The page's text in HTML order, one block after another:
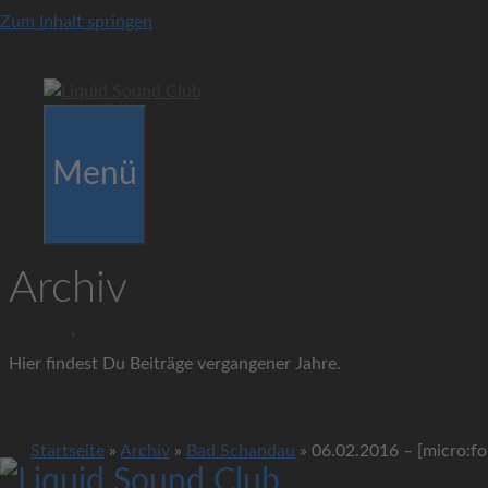
Zum Inhalt springen
Menü
Archiv
Hier findest Du Beiträge vergangener Jahre.
Startseite » Archiv » Bad Schandau » 06.02.2016 –